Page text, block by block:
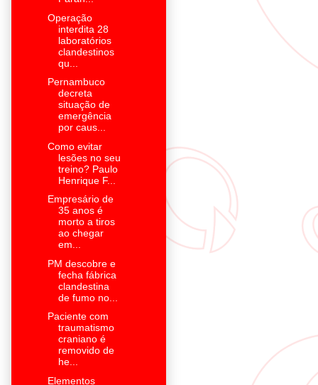
Operação
interdita 28
laboratórios
clandestinos
qu...
Pernambuco
decreta
situação de
emergência
por caus...
Como evitar
lesões no seu
treino? Paulo
Henrique F...
Empresário de
35 anos é
morto a tiros
ao chegar
em...
PM descobre e
fecha fábrica
clandestina
de fumo no...
Paciente com
traumatismo
craniano é
removido de
he...
Elementos